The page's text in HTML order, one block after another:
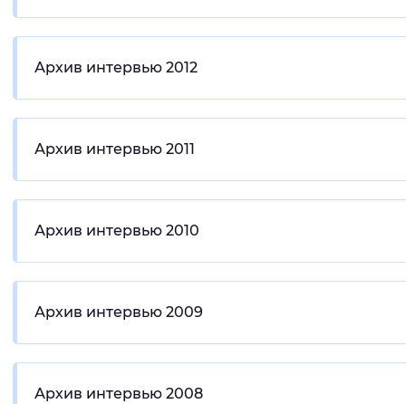
Архив интервью 2012
Архив интервью 2011
Архив интервью 2010
Архив интервью 2009
Архив интервью 2008